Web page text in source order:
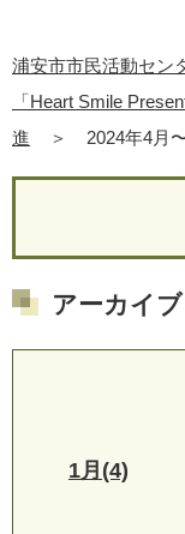
浦安市市民活動セン
「Heart Smile Present
進
＞ 2024年4月
アーカイブ
1月(4)